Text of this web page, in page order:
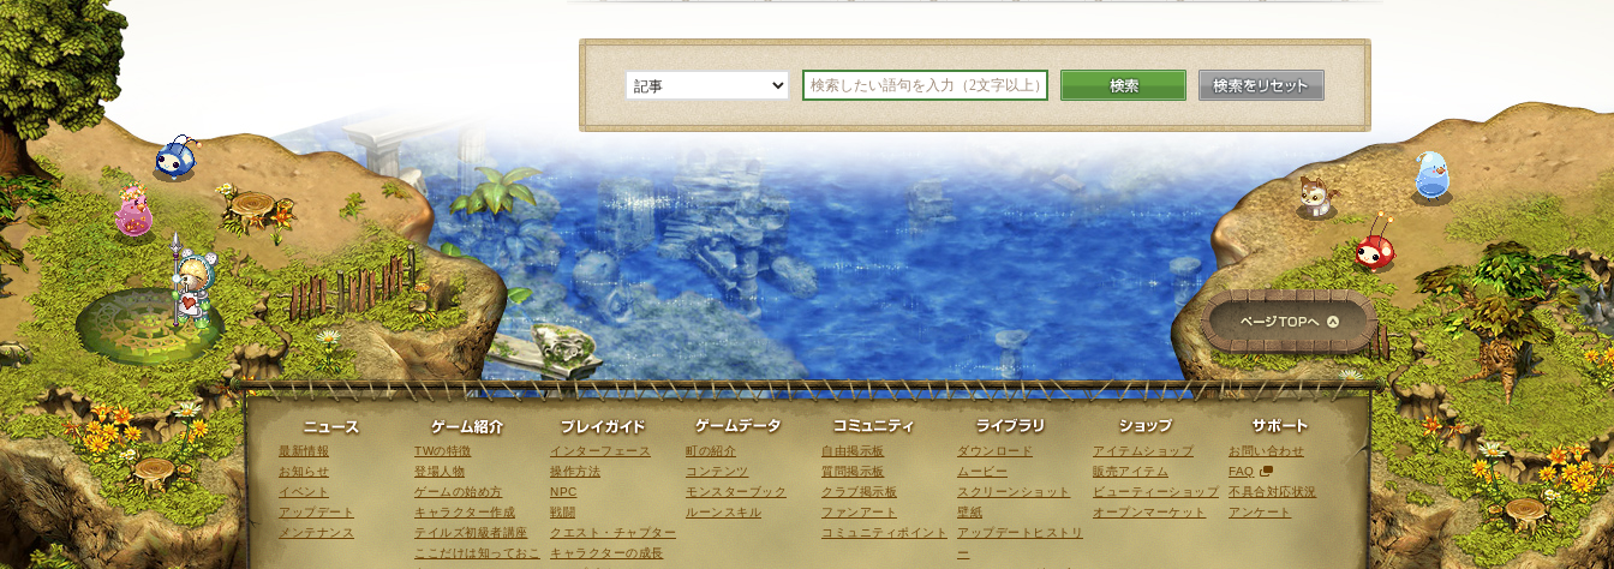
検索 検索をリセット
ページTOPへ
ニュース
最新情報
お知らせ
イベント
アップデート
メンテナンス
ゲーム紹介
TWの特徴
登場人物
ゲームの始め方
キャラクター作成
テイルズ初級者講座
ここだけは知っておこ
プレイガイド
インターフェース
操作方法
NPC
戦闘
クエスト・チャプター
キャラクターの成長
ゲームデータ
町の紹介
コンテンツ
モンスターブック
ルーンスキル
コミュニティ
自由掲示板
質問掲示板
クラブ掲示板
ファンアート
コミュニティポイント
ライブラリ
ダウンロード
ムービー
スクリーンショット
壁紙
アップデートヒストリ
ー
ショップ
アイテムショップ
販売アイテム
ビューティーショップ
オープンマーケット
サポート
お問い合わせ
FAQ
不具合対応状況
アンケート